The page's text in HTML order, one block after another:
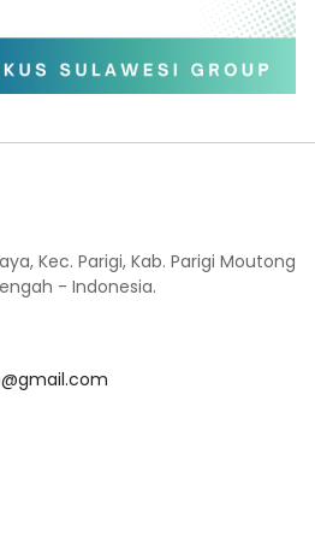
Kec. Parigi, Kab. Parigi Moutong
- Indonesia.